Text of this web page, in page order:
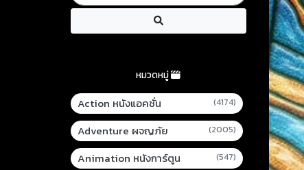
หมวดหมู่
Action หนังแอคชั่น (4174)
Adventure ผจญภัย (2005)
Animation หนังการ์ตูน (547)